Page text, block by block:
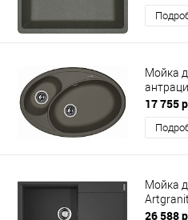
Мойка
17 755
Мойка
26 588